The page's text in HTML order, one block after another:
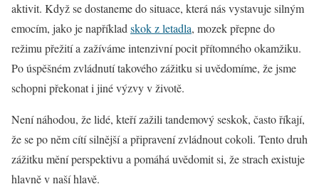
aktivit. Když se dostaneme do situace, která nás vystavuje silným
emocím, jako je například skok z letadla, mozek přepne do
režimu přežití a zažíváme intenzivní pocit přítomného okamžiku.
Po úspěšném zvládnutí takového zážitku si uvědomíme, že jsme
schopni překonat i jiné výzvy v životě.
Není náhodou, že lidé, kteří zažili tandemový seskok, často říkají,
že se po něm cítí silnější a připravení zvládnout cokoli. Tento druh
zážitku mění perspektivu a pomáhá uvědomit si, že strach existuje
hlavně v naší hlavě.